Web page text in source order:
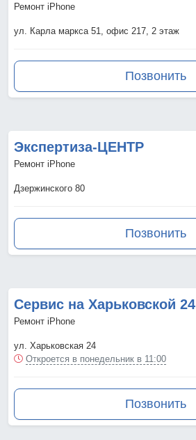
Ремонт iPhone
ул. Карла маркса 51, офис 217, 2 этаж
Позвонить
Экспертиза-ЦЕНТР
Ремонт iPhone
Дзержинского 80
Позвонить
Сервис на Харьковской 24
Ремонт iPhone
ул. Харьковская 24
Откроется в понедельник в 11:00
Позвонить